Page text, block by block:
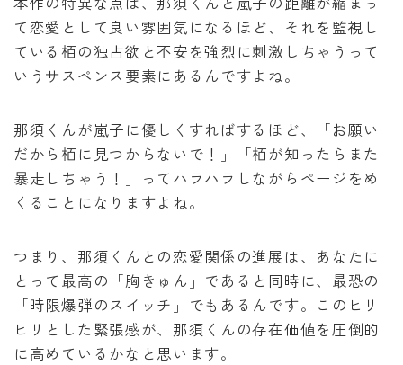
て恋愛として良い雰囲気になるほど、それを監視し
ている栢の独占欲と不安を強烈に刺激しちゃうって
いうサスペンス要素にあるんですよね。
那須くんが嵐子に優しくすればするほど、「お願い
だから栢に見つからないで！」「栢が知ったらまた
暴走しちゃう！」ってハラハラしながらページをめ
くることになりますよね。
つまり、那須くんとの恋愛関係の進展は、あなたに
とって最高の「胸きゅん」であると同時に、最恐の
「時限爆弾のスイッチ」でもあるんです。このヒリ
ヒリとした緊張感が、那須くんの存在価値を圧倒的
に高めているかなと思います。